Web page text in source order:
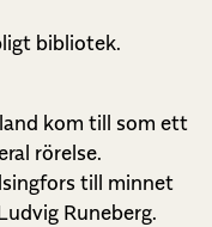
bibliotek.
kom till som ett
rörelse.
till minnet
Runeberg.